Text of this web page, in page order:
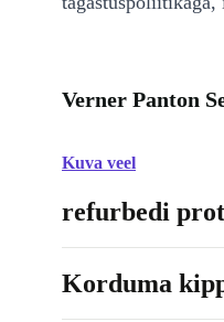
Verner Panton
Kuva veel
refurbedi
Korduma